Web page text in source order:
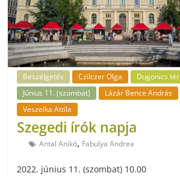
Beszélgetés Czilczer Olga
Dugonics tér
Június 11. (szombat)
Lázár Bence András
Veszelka Attila
Szegedi írók napja
Antal Anikó, Fabulya Andrea
2022. június 11. (szombat) 10.00